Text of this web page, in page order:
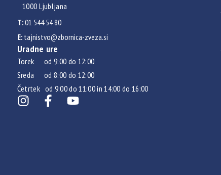
1000 Ljubljana
T:01 544 54 80
E:tajnistvo@zbornica-zveza.si
Uradne ure
Torek od 9:00 do 12:00
Sreda od 8:00 do 12:00
Četrtek od 9:00 do 11:00 in 14:00 do 16:00